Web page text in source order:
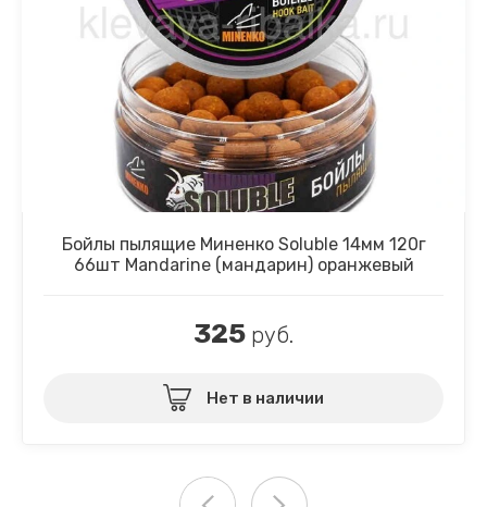
Бойлы пылящие Миненко Soluble 14мм 120г
66шт Mandarine (мандарин) оранжевый
325 руб.
Нет в наличии